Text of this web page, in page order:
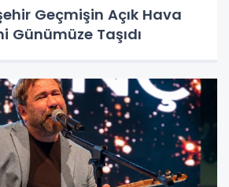
Geçmişin Açık Hava
Günümüze Taşıdı